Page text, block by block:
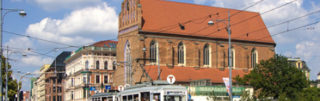
Konstal N
zabytkowe tramwaje
KSTM